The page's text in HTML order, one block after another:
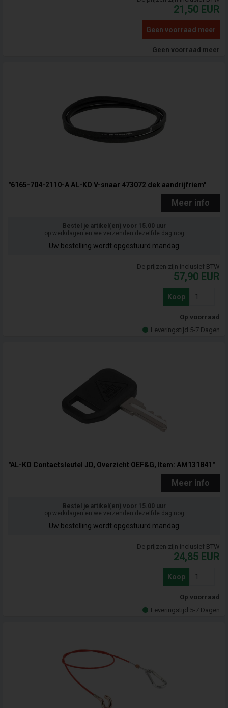
21,50 EUR
Geen voorraad meer
Geen voorraad meer
"6165-704-2110-A AL-KO V-snaar 473072 dek aandrijfriem"
Meer info
Bestel je artikel(en) voor 15.00 uur
op werkdagen en we verzenden dezelfde dag nog
Uw bestelling wordt opgestuurd mandag
De prijzen zijn inclusief BTW
57,90 EUR
Koop
Op voorraad
Leveringstijd 5-7 Dagen
"AL-KO Contactsleutel JD, Overzicht OEF&G, Item: AM131841"
Meer info
Bestel je artikel(en) voor 15.00 uur
op werkdagen en we verzenden dezelfde dag nog
Uw bestelling wordt opgestuurd mandag
De prijzen zijn inclusief BTW
24,85 EUR
Koop
Op voorraad
Leveringstijd 5-7 Dagen